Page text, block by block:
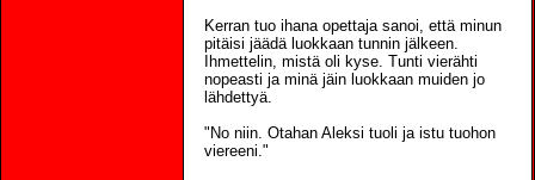
Kerran tuo ihana opettaja sanoi, että minun
pitäisi jäädä luokkaan tunnin jälkeen.
Ihmettelin, mistä oli kyse. Tunti vierähti
nopeasti ja minä jäin luokkaan muiden jo
lähdettyä.
"No niin. Otahan Aleksi tuoli ja istu tuohon
viereeni."